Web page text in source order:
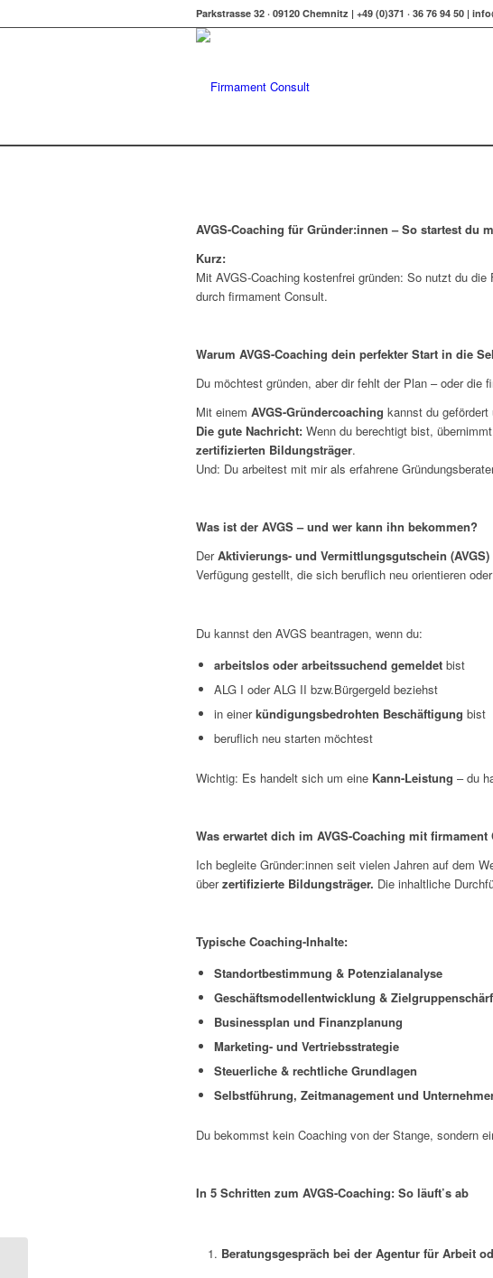
Parkstrasse 32 · 09120 Chemnitz | +49 (0)371 · 36 76 94 50 |
AVGS-Coaching für Gründer:innen – So startest du
Kurz:
Mit AVGS-Coaching kostenfrei gründen: So nutzt du
durch firmament Consult.
Warum AVGS-Coaching dein perfekter Start in die
Du möchtest gründen, aber dir fehlt der Plan – oder die
Mit einem AVGS-Gründercoaching kannst du
Die gute Nachricht: Wenn du berechtigt bist,
zertifizierten Bildungsträger.
Und: Du arbeitest mit mir als erfahrene
Was ist der AVGS – und wer kann ihn bekommen?
DerAktivierungs- und Vermittlungsgutschein (AVGS)
Verfügung gestellt, die sich beruflich neu orientieren
Du kannst den AVGS beantragen, wenn du:
arbeitslos oder arbeitssuchend gemeldet bist
ALG I oder ALG II bzw.Bürgergeld beziehst
in einerkündigungsbedrohten Beschäftigung bist
beruflich neu starten möchtest
Wichtig: Es handelt sich um eine Kann-Leistung – du
Was erwartet dich im AVGS-Coaching mit firmament
Ich begleite Gründer:innen seit vielen Jahren auf dem
überzertifizierte Bildungsträger. Die inhaltliche
Typische Coaching-Inhalte:
Standortbestimmung & Potenzialanalyse
Geschäftsmodellentwicklung &
Businessplan und Finanzplanung
Marketing- und Vertriebsstrategie
Steuerliche & rechtliche Grundlagen
Selbstführung, Zeitmanagement und
Du bekommst kein Coaching von der Stange, sondern
In 5 Schritten zum AVGS-Coaching: So läuft’s ab
Beratungsgespräch bei der Agentur für Arbeit